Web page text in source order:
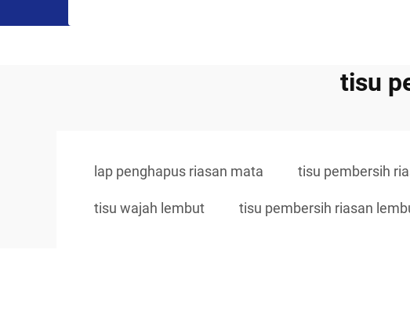
tisu
lap penghapus riasan mata tisu pembersih
tisu wajah lembut tisu pembersih riasan